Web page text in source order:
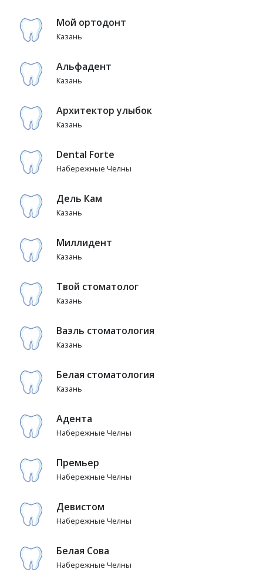
Мой ортодонт
Казань
Альфадент
Казань
Архитектор улыбок
Казань
Dental Forte
Набережные Челны
Дель Кам
Казань
Миллидент
Казань
Твой стоматолог
Казань
Ваэль стоматология
Казань
Белая стоматология
Казань
Адента
Набережные Челны
Премьер
Набережные Челны
Девистом
Набережные Челны
Белая Сова
Набережные Челны